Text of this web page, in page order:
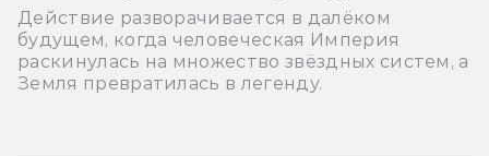
Действие разворачивается в далёком
будущем, когда человеческая Империя
раскинулась на множество звёздных систем, а
Земля превратилась в легенду.